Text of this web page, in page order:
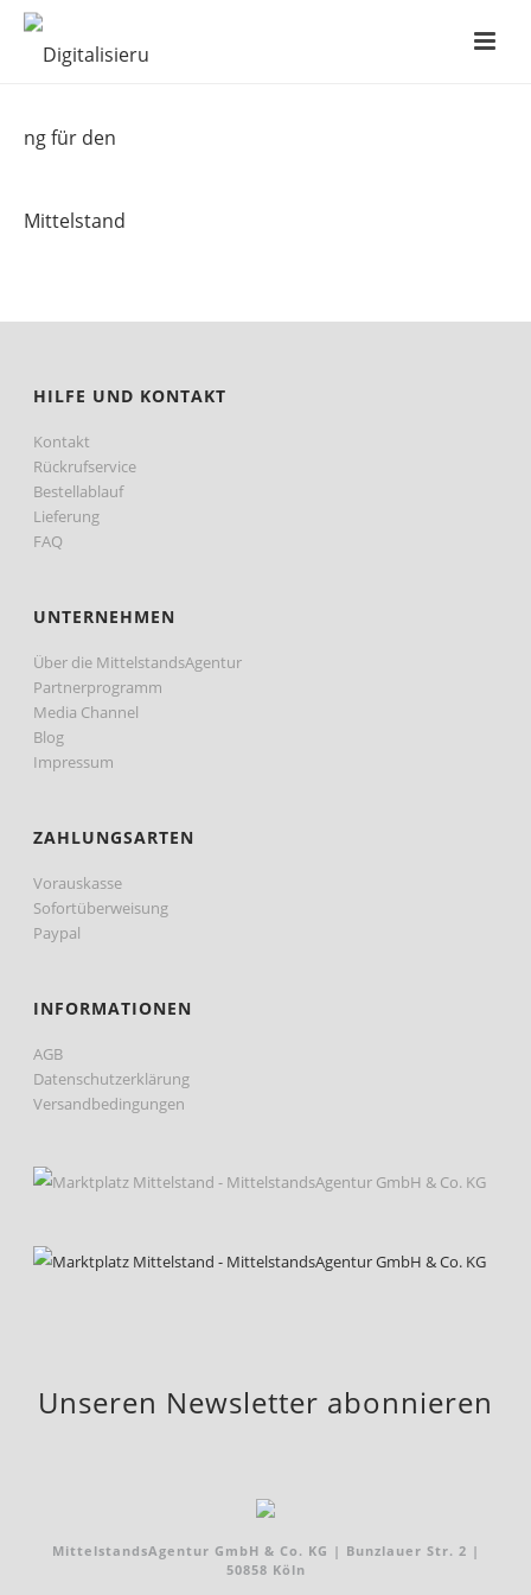
HILFE UND KONTAKT
Kontakt
Rückrufservice
Bestellablauf
Lieferung
FAQ
UNTERNEHMEN
Über die MittelstandsAgentur
Partnerprogramm
Media Channel
Blog
Impressum
ZAHLUNGSARTEN
Vorauskasse
Sofortüberweisung
Paypal
INFORMATIONEN
AGB
Datenschutzerklärung
Versandbedingungen
Unseren Newsletter abonnieren
MittelstandsAgentur GmbH & Co. KG | Bunzlauer Str. 2 |
50858 Köln